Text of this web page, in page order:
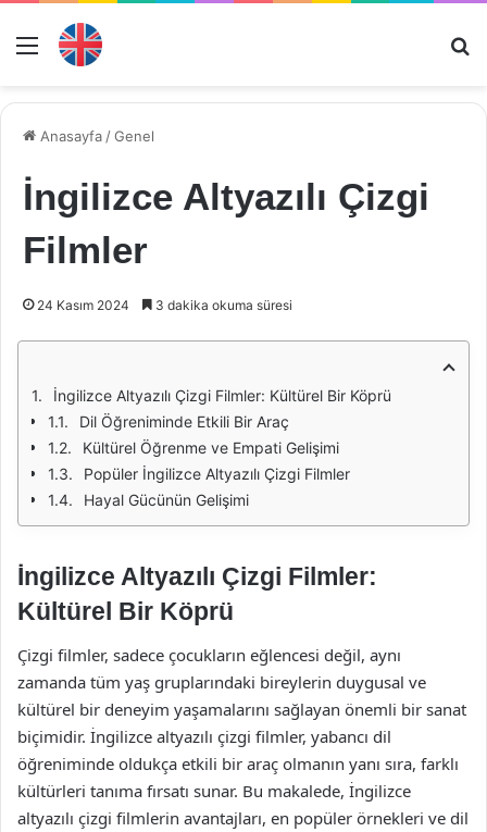
Menü
Anasayfa /Genel
İngilizce Altyazılı Çizgi
Filmler
24 Kasım 2024 3 dakika okuma süresi
İngilizce Altyazılı Çizgi Filmler: Kültürel Bir Köprü
Dil Öğreniminde Etkili Bir Araç
Kültürel Öğrenme ve Empati Gelişimi
Popüler İngilizce Altyazılı Çizgi Filmler
Hayal Gücünün Gelişimi
İngilizce Altyazılı Çizgi Filmler:
Kültürel Bir Köprü
Çizgi filmler, sadece çocukların eğlencesi değil, aynı
zamanda tüm yaş gruplarındaki bireylerin duygusal ve
kültürel bir deneyim yaşamalarını sağlayan önemli bir sanat
biçimidir. İngilizce altyazılı çizgi filmler, yabancı dil
öğreniminde oldukça etkili bir araç olmanın yanı sıra, farklı
kültürleri tanıma fırsatı sunar. Bu makalede, İngilizce
altyazılı çizgi filmlerin avantajları, en popüler örnekleri ve dil